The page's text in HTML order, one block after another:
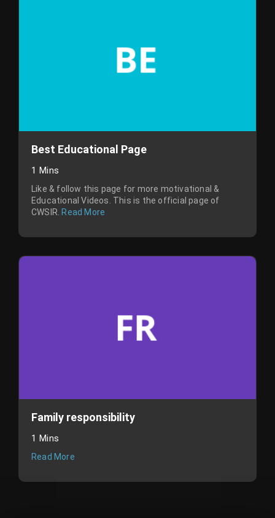
Best Educational Page
1 Mins
Like & follow this page for more motivational &
Educational Videos. This is the official page of
CWSIR. Read More
Family responsibility
1 Mins
Read More